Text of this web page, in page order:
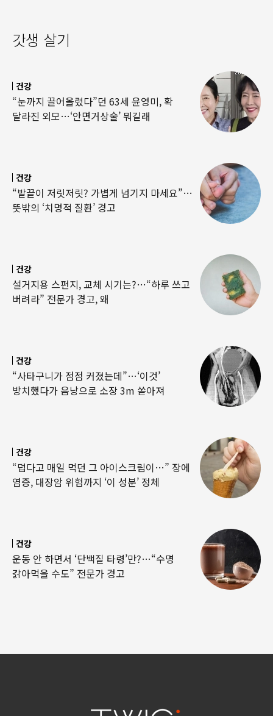
갓생 살기
건강
“눈까지 끌어올렸다”던 63세 윤영미, 확
달라진 외모…‘안면거상술’ 뭐길래
건강
“발끝이 저릿저릿? 가볍게 넘기지 마세요”…
뜻밖의 ‘치명적 질환’ 경고
건강
설거지용 스펀지, 교체 시기는?…“하루 쓰고
버려라” 전문가 경고, 왜
건강
“사타구니가 점점 커졌는데”…‘이것’
방치했다가 음낭으로 소장 3m 쏟아져
건강
“덥다고 매일 먹던 그 아이스크림이…” 장에
염증, 대장암 위험까지 ‘이 성분’ 정체
건강
운동 안 하면서 ‘단백질 타령’만?…“수명
갉아먹을 수도” 전문가 경고